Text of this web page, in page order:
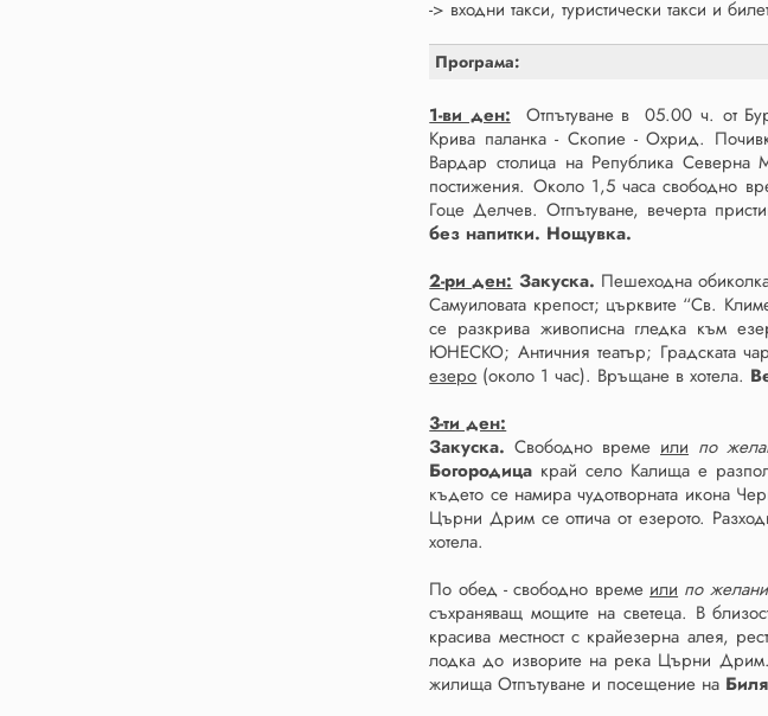
-> входни такси, туристически такси и
Програма:
1-ви ден: Отпътуване в 05.00 ч. от
Крива паланка - Скопие - Охрид.
Вардар столица на Република Северна
постижения. Около 1,5 часа свободно
Гоце Делчев. Отпътуване, вечерта
без напитки. Нощувка.
2-ри ден: Закуска. Пешеходна
Самуиловата крепост; църквите “Св.
се разкрива живописна гледка към
ЮНЕСКО; Античния театър; Градската
езеро (около 1 час). Връщане в хотела.
3-ти ден:
Закуска. Свободно време или по
Богородица край село Калища е
където се намира чудотворната икона
Църни Дрим се оттича от езерото.
хотела.
По обед - свободно време или по
съхраняващ мощите на светеца. В
красива местност с крайезерна алея,
лодка до изворите на река Църни Дрим.
жилища Отпътуване и посещение на